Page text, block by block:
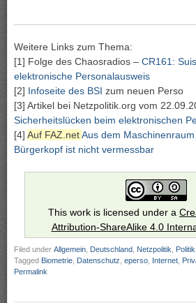
Weitere Links zum Thema:
[1] Folge des Chaosradios – CR161:
elektronische Personalausweis
[2] Infoseite des BSI zum neuen Perso
[3] Artikel bei Netzpolitik.org vom
Sicherheitslücken beim elektronischen
[4] Auf FAZ.netAus dem
Bürgerkopf ist nicht vermessbar
This work is licensed under a
Attribution-ShareAlike 4.0
Filed under Allgemein Deutschland Netzpolitik Politik
Tagged Biometrie Datenschutz eperso Internet
Permalink